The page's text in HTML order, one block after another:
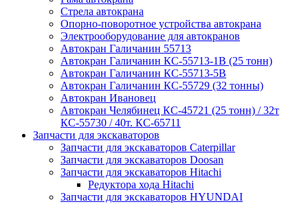
Стрела автокрана
Опорно-поворотное устройства автокрана
Электрооборудование для автокранов
Автокран Галичанин 55713
Автокран Галичанин КС-55713-1В (25 тонн)
Автокран Галичанин КС-55713-5В
Автокран Галичанин КС-55729 (32 тонны)
Автокран Ивановец
Автокран Челябинец КС-45721 (25 тонн) / 32т
КС-55730 / 40т. КС-65711
Запчасти для экскаваторов
Запчасти для экскаваторов Caterpillar
Запчасти для экскаваторов Doosan
Запчасти для экскаваторов Hitachi
Редуктора хода Hitachi
Запчасти для экскаваторов HYUNDAI